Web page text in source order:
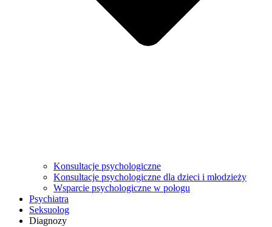
Konsultacje psychologiczne
Konsultacje psychologiczne dla dzieci i młodzieży
Wsparcie psychologiczne w połogu
Psychiatra
Seksuolog
Diagnozy